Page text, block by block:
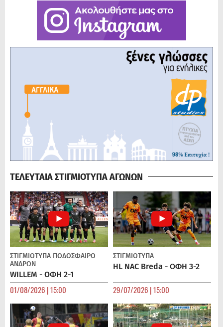
ΤΕΛΕΥΤΑΙΑ ΣΤΙΓΜΙΟΤΥΠΑ ΑΓΩΝΩΝ
ΣΤΙΓΜΙΟΤΥΠΑ ΠΟΔΌΣΦΑΙΡΟ
ΑΝΔΡΏΝ
WILLEM - ΟΦΗ 2-1
01/08/2026 | 15:00
ΣΤΙΓΜΙΟΤΥΠΑ
HL NAC Breda - ΟΦΗ 3-2
29/07/2026 | 15:00